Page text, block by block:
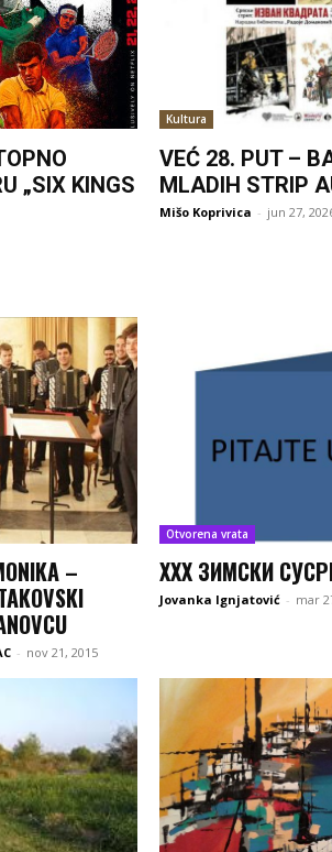
„SIX KINGS
Kultura
VEĆ 28. PUT –
MLADIH STRIP
Mišo Koprivica - jun 27,
–
- nov 21, 2015
Otvorena vrata
XXX ЗИМСКИ
Jovanka Ignjatović - mar